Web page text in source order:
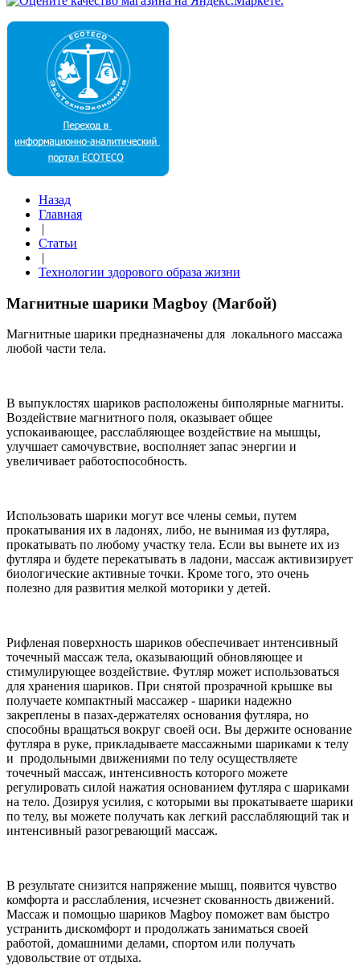
Назад
Главная
|
Статьи
|
Технологии здорового образа жизни
Магнитные шарики Magboy (Магбой)
Магнитные шарики предназначены для локального массажа
любой части тела.
В выпуклостях шариков расположены биполярные магниты.
Воздействие магнитного поля, оказывает общее
успокаивающее, расслабляющее воздействие на мышцы,
улучшает самочувствие, восполняет запас энергии и
увеличивает работоспособность.
Использовать шарики могут все члены семьи, путем
прокатывания их в ладонях, либо, не вынимая из футляра,
прокатывать по любому участку тела. Если вы вынете их из
футляра и будете перекатывать в ладони, массаж активизирует
биологические активные точки. Кроме того, это очень
полезно для развития мелкой моторики у детей.
Рифленая поверхность шариков обеспечивает интенсивный
точечный массаж тела, оказывающий обновляющее и
стимулирующее воздействие. Футляр может использоваться
для хранения шариков. При снятой прозрачной крышке вы
получаете компактный массажер - шарики надежно
закреплены в пазах-держателях основания футляра, но
способны вращаться вокруг своей оси. Вы держите основание
футляра в руке, прикладываете массажными шариками к телу
и продольными движениями по телу осуществляете
точечный массаж, интенсивность которого можете
регулировать силой нажатия основанием футляра с шариками
на тело. Дозируя усилия, с которыми вы прокатываете шарики
по телу, вы можете получать как легкий расслабляющий так и
интенсивный разогревающий массаж.
В результате снизится напряжение мышц, появится чувство
комфорта и расслабления, исчезнет скованность движений.
Массаж и помощью шариков Magboy поможет вам быстро
устранить дискомфорт и продолжать заниматься своей
работой, домашними делами, спортом или получать
удовольствие от отдыха.